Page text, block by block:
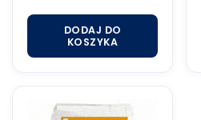
DODAJ DO
KOSZYKA